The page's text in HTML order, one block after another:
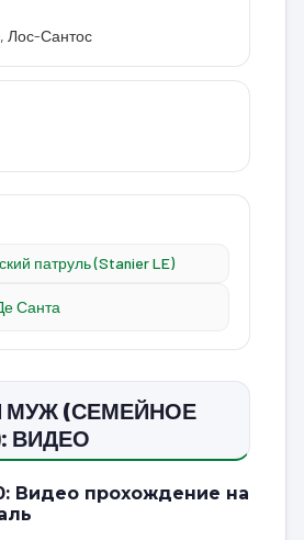
Лос-Сантос
патруль (Stanier LE)
Санта
(СЕМЕЙНОЕ
ВИДЕО
Видео прохождение на